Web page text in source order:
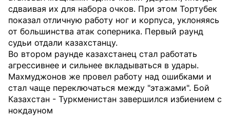
сдваивая их для набора очков. При этом Тортубек
показал отличную работу ног и корпуса, уклоняясь
от большинства атак соперника. Первый раунд
судьи отдали казахстанцу.
Во втором раунде казахстанец стал работать
агрессивнее и сильнее вкладываться в удары.
Махмуджонов же провел работу над ошибками и
стал чаще переключаться между "этажами". Бой
Казахстан - Туркменистан завершился избиением с
нокдауном